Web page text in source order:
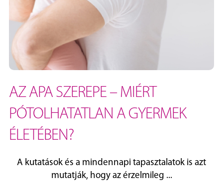
AZ APA SZEREPE – MIÉRT
PÓTOLHATATLAN A GYERMEK
ÉLETÉBEN?
A kutatások és a mindennapi tapasztalatok is azt
mutatják, hogy az érzelmileg ...